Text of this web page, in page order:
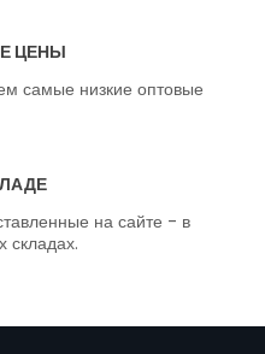
ЦЕНЫ
самые низкие оптовые
на сайте - в
складах.